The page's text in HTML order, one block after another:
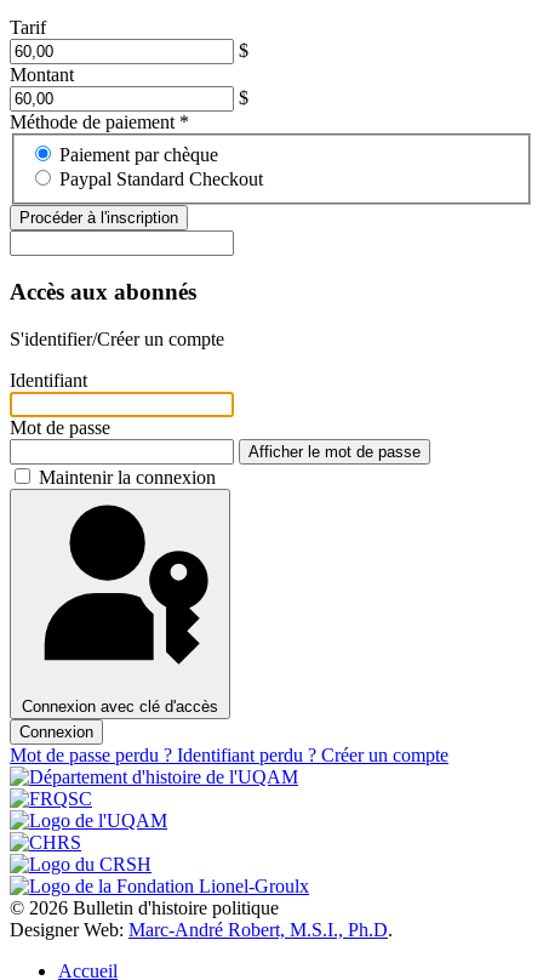
Tarif
$
Montant
$
Méthode de paiement *
Paiement par chèque
Paypal Standard Checkout
Accès aux abonnés
S'identifier/Créer un compte
Identifiant
Mot de passe
Afficher le mot de passe
Maintenir la connexion
Connexion avec clé d'accès
Connexion
Mot de passe perdu ? Identifiant perdu ? Créer un compte
© 2026 Bulletin d'histoire politique
Designer Web: Marc-André Robert, M.S.I., Ph.D.
Accueil